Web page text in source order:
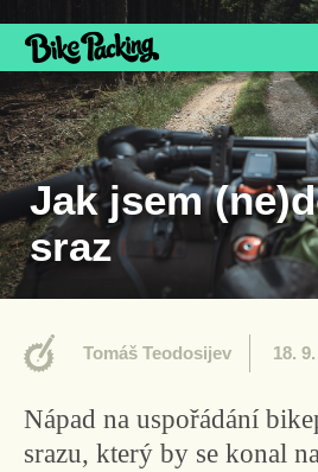
Jak jsem
sraz
Tomáš Teodosijev 18.
Nápad na uspořádání
srazu, který by se konal